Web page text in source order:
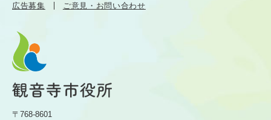
広告募集 ご意見・お問い合わせ
〒768-8601